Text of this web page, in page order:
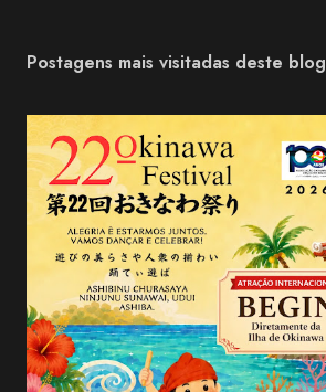
Postagens mais visitadas deste blog